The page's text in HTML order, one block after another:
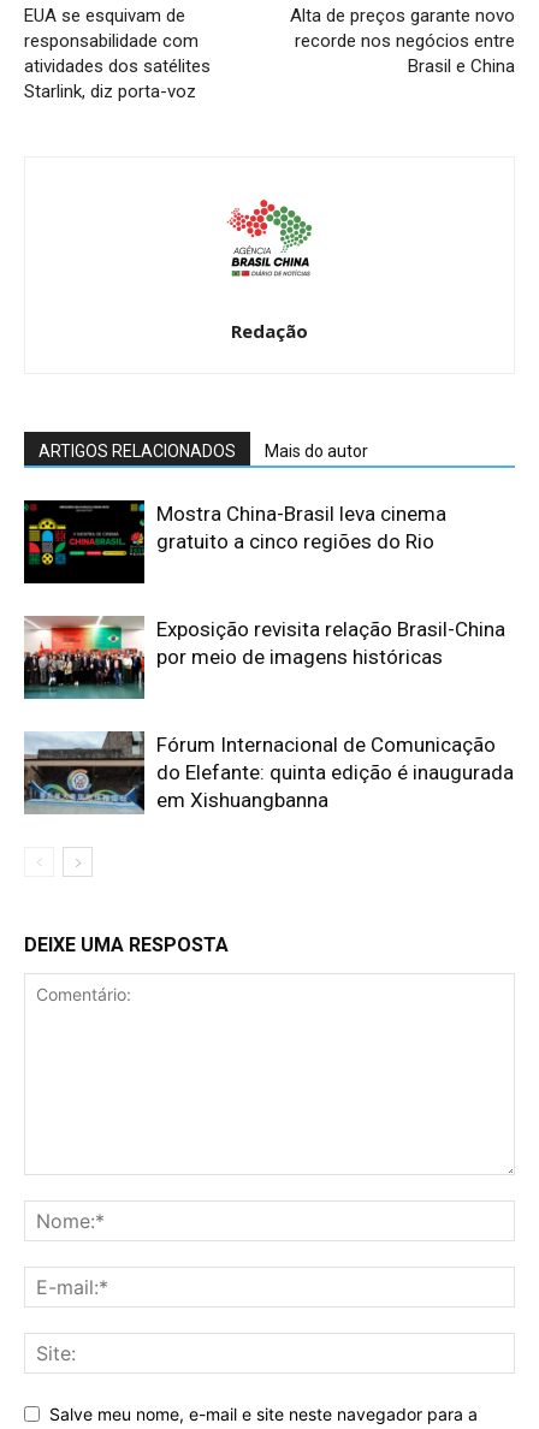
EUA se esquivam de
responsabilidade com
atividades dos satélites
Starlink, diz porta-voz
Alta de preços garante novo
recorde nos negócios entre
Brasil e China
Redação
ARTIGOS RELACIONADOS Mais do autor
Mostra China-Brasil leva cinema
gratuito a cinco regiões do Rio
Exposição revisita relação Brasil-China
por meio de imagens históricas
Fórum Internacional de Comunicação
do Elefante: quinta edição é inaugurada
em Xishuangbanna
DEIXE UMA RESPOSTA
Salve meu nome, e-mail e site neste navegador para a